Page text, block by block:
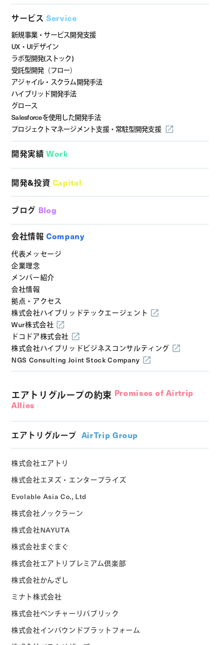
サービス Service
新規事業・サービス開発支援
UX・UIデザイン
ラボ型開発(ストック)
受託型開発（フロー）
アジャイル・スクラム開発手法
ハイブリッド開発手法
グロース
Salesforceを使用した開発手法
プロジェクトマネージメント支援・ 常駐型開発支援
開発実績 Work
開発&投資 Capital
ブログ Blog
会社情報 Company
代表メッセージ
企業理念
メンバー紹介
会社情報
拠点・アクセス
株式会社ハイブリッドテックエージェント
Wur株式会社
ドコドア株式会社
株式会社ハイブリッドビジネスコンサルティング
NGS Consulting Joint Stock Company
エアトリグループの約束 Promises of Airtrip
Allies
エアトリグループ AirTrip Group
株式会社エアトリ
株式会社エヌズ・エンタープライズ
Evolable Asia Co., Ltd
株式会社ノックラーン
株式会社NAYUTA
株式会社まぐまぐ
株式会社エアトリプレミアム倶楽部
株式会社かんざし
ミナト株式会社
株式会社ベンチャーリパブリック
株式会社インバウンドプラットフォーム